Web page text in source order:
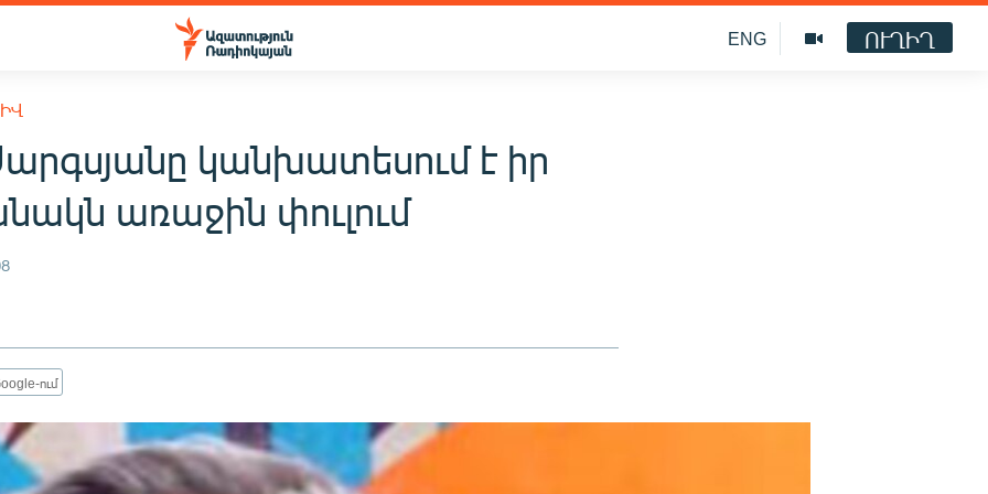
ENG ՈՒՂԻՂ
կանխատեսում է իր
առաջին փուլում
ում